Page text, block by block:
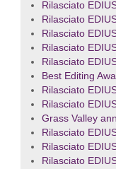
Rilasciato
Rilasciato
Rilasciato
Rilasciato
Rilasciato
Best Editing
Rilasciato
Rilasciato
Grass Valley
Rilasciato
Rilasciato
Rilasciato